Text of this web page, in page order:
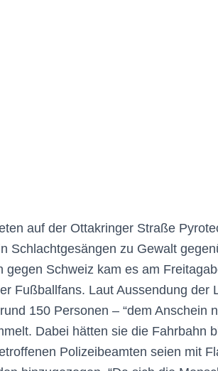
auf der Ottakringer Straße
Schlachtgesängen zu Gewalt
gegen Schweiz kam es am
Fußballfans. Laut Aussendung der
150 Personen – “dem Anschein
Dabei hätten sie die Fahrbahn
Polizeibeamten seien mit